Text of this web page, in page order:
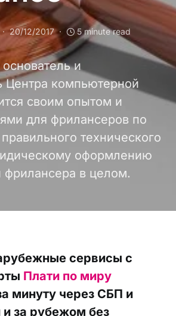
20/12/2017 5 minute read
и
Центра компьютерной
своим опытом и
для фрилансеров по
технического
оформлению
фрилансера в целом.
сервисы с
Плати по миру
минуту через СБП и
и за рубежом без